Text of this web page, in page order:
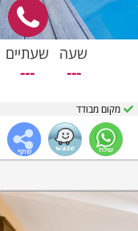
שעה
---
שעתיים
---
מקום מבודד